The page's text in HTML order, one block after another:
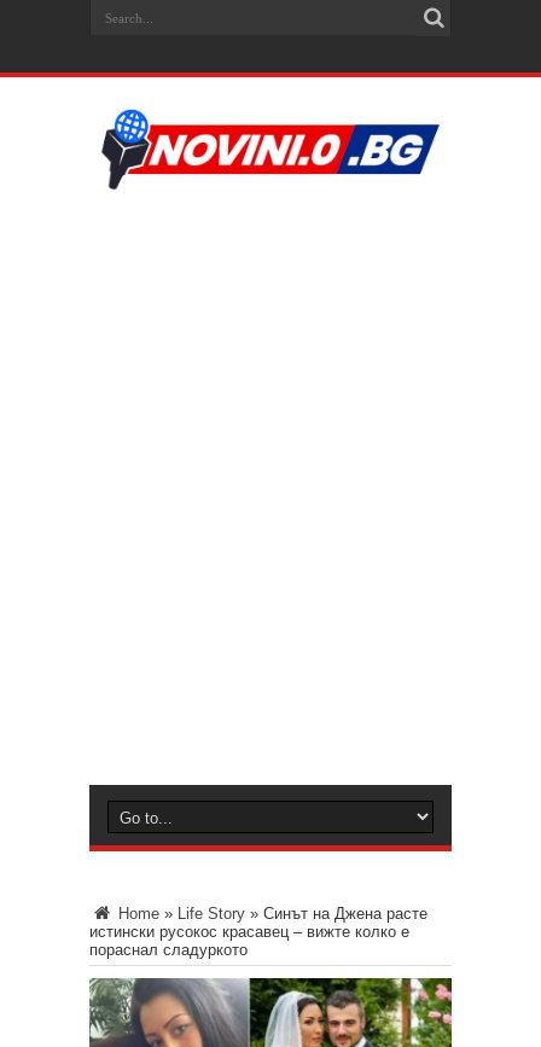
Home » Life Story » Синът на Джена расте
истински русокос красавец – вижте колко е
пораснал сладуркото